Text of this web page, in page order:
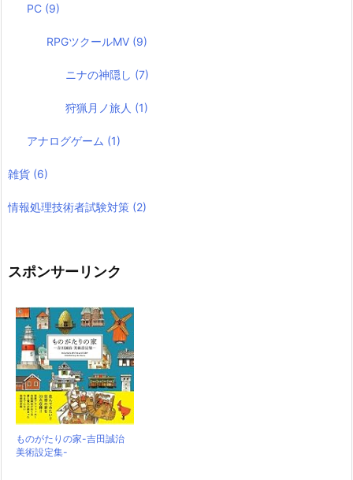
PC (9)
RPGツクールMV (9)
ニナの神隠し (7)
狩猟月ノ旅人 (1)
アナログゲーム (1)
雑貨 (6)
情報処理技術者試験対策 (2)
スポンサーリンク
ものがたりの家-吉田誠治
美術設定集-